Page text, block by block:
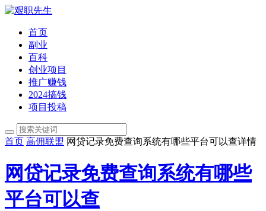
首页
副业
百科
创业项目
推广赚钱
2024搞钱
项目投稿
首页 高佣联盟 网贷记录免费查询系统有哪些平台可以查详情
网贷记录免费查询系统有哪些
平台可以查